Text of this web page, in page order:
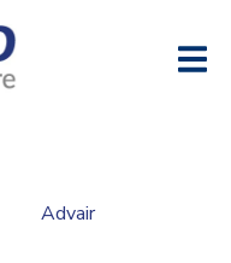
Advair